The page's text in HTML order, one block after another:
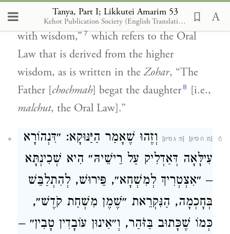
Tanya, Part I; Likkutei Amarim 53
Kehot Publication Society (English Translation)
union. “The L–rd has founded the earth
with wisdom,”7 which refers to the Oral
Law that is derived from the higher
wisdom, as is written in theZohar, “The
Father [chochmah] begat the daughter8 [i.e.,
malchut, the Oral Law].”
6
וְזֶהוּ שֶׁאָמַר הַיַּנּוּקָא: ״דִּנְהוֹרָא
עִילָּאָה דְּאַדְלִיק עַל רֵישֵׁיהּ״ הִיא שְׁכִינְתָּא
– ״אִצְטְרִיךְ לְמִשְׁחָא״, פֵּירוּשׁ, לְהִתְלַבֵּשׁ
בְּחָכְמָה, הַנִּקְרֵאת ״שֶׁמֶן מִשְׁחַת קֹדֶשׁ״,
כְּמוֹ שֶׁכָּתוּב בַּזֹּהַר, וְ״אִינוּן עוֹבָדִין טָבִין״ –